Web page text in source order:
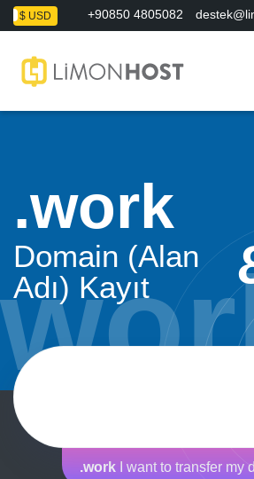
$ USD +90850 4805082
work
Domain (Alan
Adı) Kayıt
.work I want to transfer my